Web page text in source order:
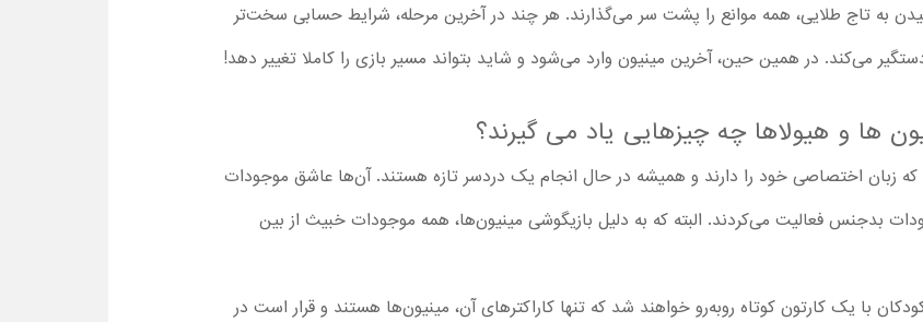
به تاج طلایی، همه موانع را پشت سر می‌گذارند. هر چند در آخرین مرحله، شرایط حسابی سخت‌تر
می‌کند. در همین حین، آخرین مینیون وارد می‌شود و شاید بتواند مسیر بازی را کاملا تغییر دهد!
ها و هیولاها چه چیزهایی یاد می گیرند؟
که زبان اختصاصی خود را دارند و همیشه در حال انجام یک دردسر تازه هستند. آن‌ها عاشق موجودات
بدجنس فعالیت می‌کردند. البته که به دلیل بازیگوشی مینیون‌ها، همه موجودات خبیث از بین
با یک کارتون کوتاه روبه‌رو خواهند شد که تنها کاراکترهای آن، مینیون‌ها هستند و قرار است در